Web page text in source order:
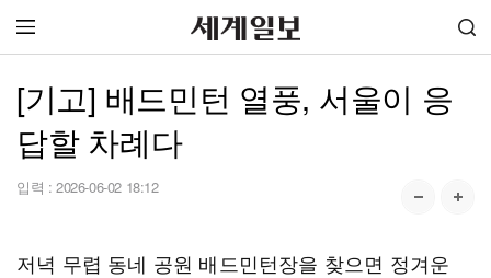
[기고] 배드민턴 열풍, 서울이 응
답할 차례다
입력 : 2026-06-02 18:12
저녁 무렵 동네 공원 배드민턴장을 찾으면 정겨운